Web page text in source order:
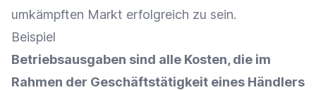
umkämpften Markt erfolgreich zu sein.
Beispiel
Betriebsausgaben sind alle Kosten, die im
Rahmen der Geschäftstätigkeit eines Händlers